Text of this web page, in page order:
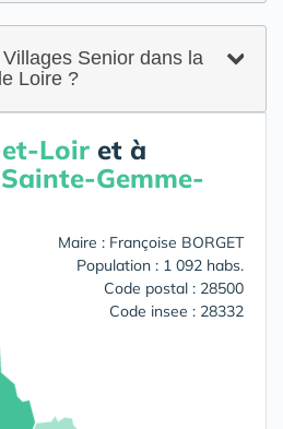
Senior dans la
Loire ?
Loir et à
Sainte-Gemme-
Maire : Françoise BORGET
Population : 1 092 habs.
Code postal : 28500
Code insee : 28332